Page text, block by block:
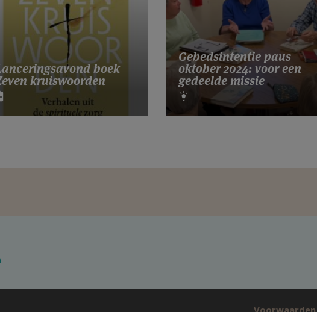
boek
kruiswoorden
Gebedsintentie paus
oktober 2024: voor een
gedeelde missie
Voorwaarden